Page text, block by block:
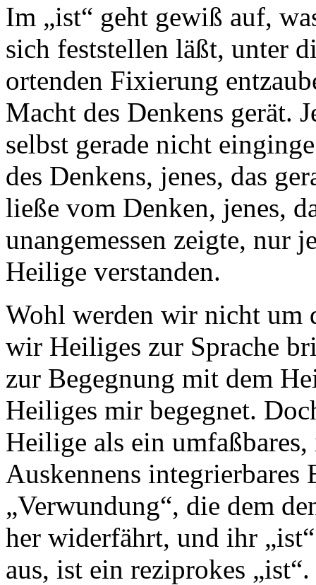
Im „ist“ geht gewiß auf,
sich feststellen läßt, unter
ortenden Fixierung
Macht des Denkens gerät.
selbst gerade nicht
des Denkens, jenes, das
ließe vom Denken, jenes,
unangemessen zeigte, nur
Heilige verstanden.
Wohl werden wir nicht um
wir Heiliges zur Sprache
zur Begegnung mit dem
Heiliges mir begegnet.
Heilige als ein umfaßbares,
Auskennens integrierbares
„Verwundung“, die dem
her widerfährt, und ihr
aus, ist ein reziprokes „ist“.